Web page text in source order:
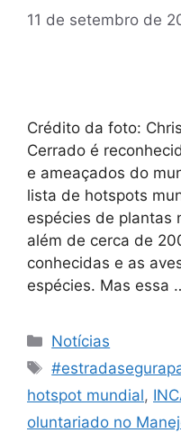
11 de setembro de
Crédito da foto:
Cerrado é
e ameaçados do
lista de hotspots
espécies de plantas
além de cerca de
conhecidas e as
espécies. Mas essa
Notícias
hotspot mundial,
oluntariado no